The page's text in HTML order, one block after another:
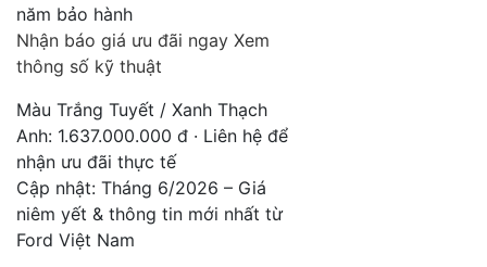
năm bảo hành
Nhận báo giá ưu đãi ngay Xem
thông số kỹ thuật
Màu Trắng Tuyết / Xanh Thạch
Anh: 1.637.000.000 đ · Liên hệ để
nhận ưu đãi thực tế
Cập nhật: Tháng 6/2026 – Giá
niêm yết & thông tin mới nhất từ
Ford Việt Nam